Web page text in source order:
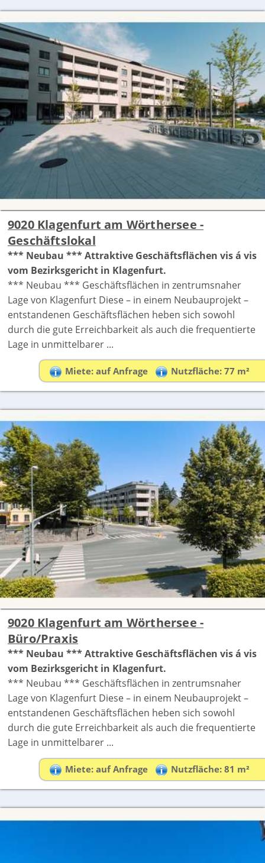
9020 Klagenfurt am Wörthersee -
Geschäftslokal
*** Neubau *** Attraktive Geschäftsflächen vis á vis
vom Bezirksgericht in Klagenfurt.
*** Neubau *** Geschäftsflächen in zentrumsnaher
Lage von Klagenfurt Diese – in einem Neubauprojekt –
entstandenen Geschäftsflächen heben sich sowohl
durch die gute Erreichbarkeit als auch die frequentierte
Lage in unmittelbarer ...
Miete: auf Anfrage Nutzfläche: 77 m²
9020 Klagenfurt am Wörthersee -
Büro/Praxis
*** Neubau *** Attraktive Geschäftsflächen vis á vis
vom Bezirksgericht in Klagenfurt.
*** Neubau *** Geschäftsflächen in zentrumsnaher
Lage von Klagenfurt Diese – in einem Neubauprojekt –
entstandenen Geschäftsflächen heben sich sowohl
durch die gute Erreichbarkeit als auch die frequentierte
Lage in unmittelbarer ...
Miete: auf Anfrage Nutzfläche: 81 m²